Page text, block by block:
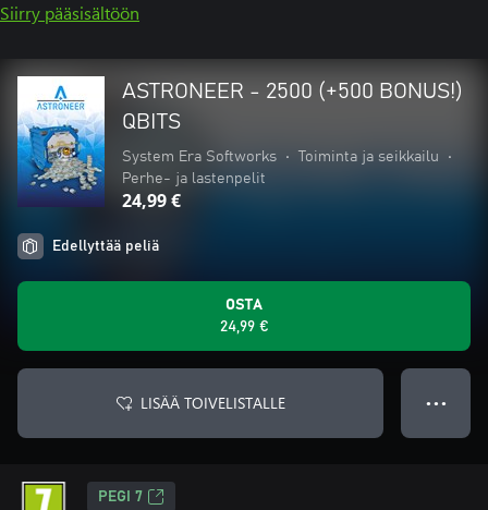
Siirry pääsisältöön
ASTRONEER - 2500 (+500 BONUS!)
QBITS
System Era Softworks • Toiminta ja seikkailu
•
Perhe- ja lastenpelit
24,99 €
Edellyttää peliä
OSTA
24,99 €
LISÄÄ TOIVELISTALLE ● ● ●
PEGI 7